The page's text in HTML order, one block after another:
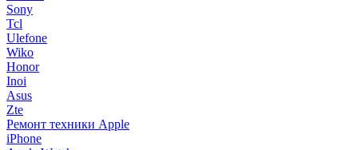
Sony
Tcl
Ulefone
Wiko
Honor
Inoi
Asus
Zte
Ремонт техники Apple
iPhone